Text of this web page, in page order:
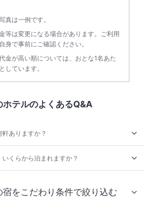
真は一例です。
等は変更になる場合があります。ご利用
身で事前にご確認ください。
金が高い順については、おとな1名あた
しています。
ホテルのよくあるQ&A
ありますか？
くらから泊まれますか？
をこだわり条件で絞り込む